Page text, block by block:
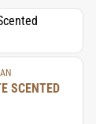
SCENTED